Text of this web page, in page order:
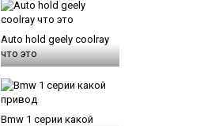
Auto hold geely coolray
что это
Bmw 1 серии какой